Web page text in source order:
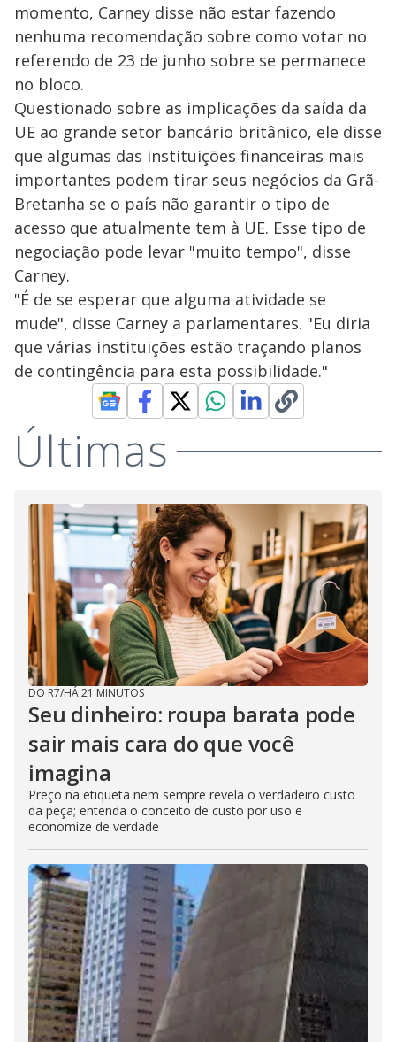
momento, Carney disse não estar fazendo
nenhuma recomendação sobre como votar no
referendo de 23 de junho sobre se permanece
no bloco.
Questionado sobre as implicações da saída da
UE ao grande setor bancário britânico, ele disse
que algumas das instituições financeiras mais
importantes podem tirar seus negócios da Grã-
Bretanha se o país não garantir o tipo de
acesso que atualmente tem à UE. Esse tipo de
negociação pode levar "muito tempo", disse
Carney.
"É de se esperar que alguma atividade se
mude", disse Carney a parlamentares. "Eu diria
que várias instituições estão traçando planos
de contingência para esta possibilidade."
Últimas
DO R7/HÁ 21 MINUTOS
Seu dinheiro: roupa barata pode
sair mais cara do que você
imagina
Preço na etiqueta nem sempre revela o verdadeiro custo
da peça; entenda o conceito de custo por uso e
economize de verdade